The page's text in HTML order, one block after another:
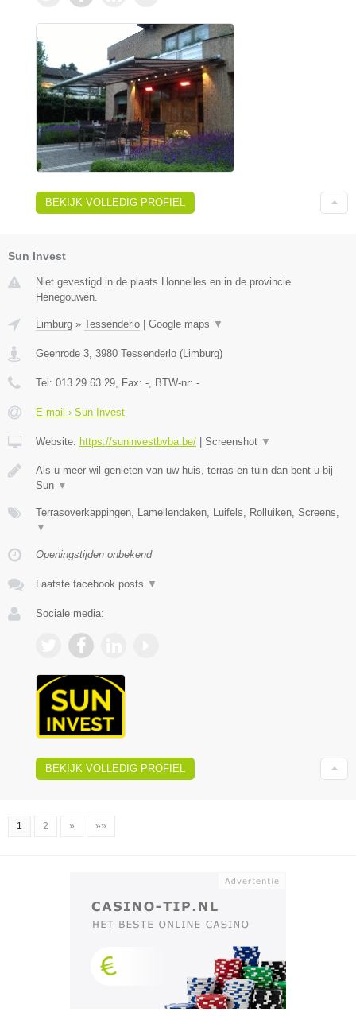
BEKIJK VOLLEDIG PROFIEL
Sun Invest
Niet gevestigd in de plaats Honnelles en in de provincie
Henegouwen.
Limburg » Tessenderlo Google maps ▼
Geenrode 3 3980 Tessenderlo ( Limburg)
Tel: 013 29 63 29 , Fax: - , BTW-nr: -
E-mail › Sun Invest
Website: https://suninvestbvba.be/ Screenshot ▼
Als u meer wil genieten van uw huis, terras en tuin dan bent u bij
Sun ▼
Terrasoverkappingen, Lamellendaken, Luifels, Rolluiken, Screens,
▼
Openingstijden onbekend
Laatste facebook posts ▼
Sociale media:
BEKIJK VOLLEDIG PROFIEL
1 2 » »»